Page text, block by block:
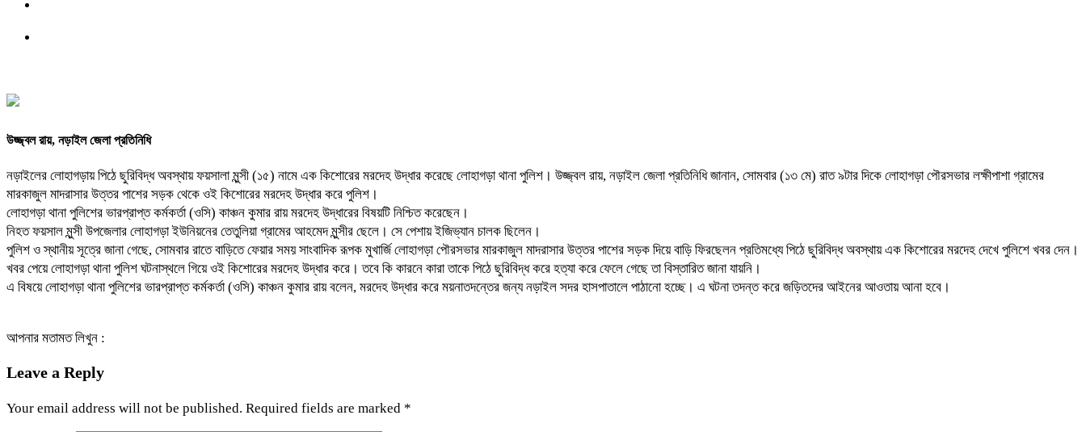
উজ্জ্বল রায়, নড়াইল জেলা প্রতিনিধি
নড়াইলের লোহাগড়ায় পিঠে ছুরিবিদ্ধ অবস্থায় ফয়সালা মুন্সী (১৫) নামে এক কিশোরের মরদেহ উদ্ধার করেছে লোহাগড়া থানা পুলিশ। উজ্জ্বল রায়, নড়াইল জেলা প্রতিনিধি জানান, সোমবার (১৩ মে) রাত ৯টার দিকে লোহাগড়া পৌরসভার লক্ষীপাশা গ্রামের
মারকাজুল মাদরাসার উত্তর পাশের সড়ক থেকে ওই কিশোরের মরদেহ উদ্ধার করে পুলিশ।
লোহাগড়া থানা পুলিশের ভারপ্রাপ্ত কর্মকর্তা (ওসি) কাঞ্চন কুমার রায় মরদেহ উদ্ধারের বিষয়টি নিশ্চিত করেছেন।
নিহত ফয়সাল মুন্সী উপজেলার লোহাগড়া ইউনিয়নের তেতুলিয়া গ্রামের আহমেদ মুন্সীর ছেলে। সে পেশায় ইজিভ্যান চালক ছিলেন।
পুলিশ ও স্থানীয় সূত্রে জানা গেছে, সোমবার রাতে বাড়িতে ফেয়ার সময় সাংবাদিক রূপক মুখার্জি লোহাগড়া পৌরসভার মারকাজুল মাদরাসার উত্তর পাশের সড়ক দিয়ে বাড়ি ফিরছেলন প্রতিমধ্যে পিঠে ছুরিবিদ্ধ অবস্থায় এক কিশোরের মরদেহ দেখে পুলিশে খবর দেন।
খবর পেয়ে লোহাগড়া থানা পুলিশ ঘটনাস্থলে গিয়ে ওই কিশোরের মরদেহ উদ্ধার করে। তবে কি কারনে কারা তাকে পিঠে ছুরিবিদ্ধ করে হত্যা করে ফেলে গেছে তা বিস্তারিত জানা যায়নি।
এ বিষয়ে লোহাগড়া থানা পুলিশের ভারপ্রাপ্ত কর্মকর্তা (ওসি) কাঞ্চন কুমার রায় বলেন, মরদেহ উদ্ধার করে ময়নাতদন্তের জন্য নড়াইল সদর হাসপাতালে পাঠানো হচ্ছে। এ ঘটনা তদন্ত করে জড়িতদের আইনের আওতায় আনা হবে।
আপনার মতামত লিখুন :
Leave a Reply
Your email address will not be published. Required fields are marked *